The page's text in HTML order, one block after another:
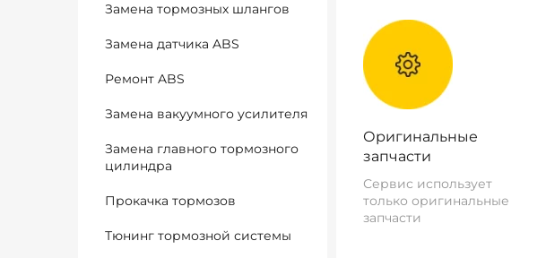
Замена тормозных шлангов
Замена датчика ABS
Ремонт ABS
Замена вакуумного усилителя
Замена главного тормозного
цилиндра
Прокачка тормозов
Тюнинг тормозной системы
Оригинальные
запчасти
Сервис использует
только оригинальные
запчасти